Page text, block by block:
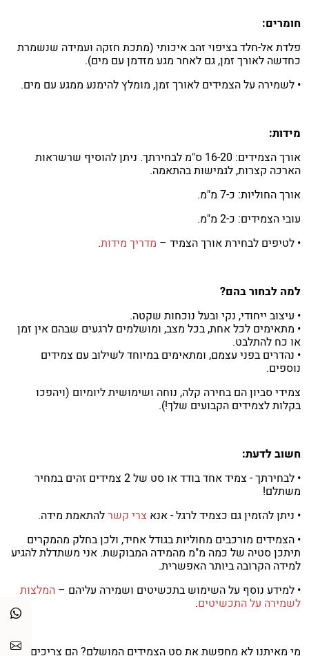
חומרים:
פלדת אל-חלד בציפוי זהב איכותי (מתכת חזקה ועמידה שנשמרת
כחדשה לאורך זמן, גם לאחר מגע מזדמן עם מים).
• לשמירה על הצמידים לאורך זמן, מומלץ להימנע ממגע עם מים.
מידות:
אורך הצמידים: 16-20 ס"מ לבחירתך. ניתן להוסיף שרשראות
הארכה קצרות, לגמישות בהתאמה.
אורך החוליות: כ-7 מ"מ.
עובי הצמידים: כ-2 מ"מ.
• לטיפים לבחירת אורך הצמיד – מדריך מידות.
למה לבחור בהם?
• עיצוב ייחודי, נקי ובעל נוכחות שקטה.
• מתאימים לכל אחת, בכל מצב, ומושלמים לרגעים שבהם אין זמן
או כח להתלבט.
• נהדרים בפני עצמם, ומתאימים במיוחד לשילוב עם צמידים
נוספים.
צמידי סביון הם בחירה קלה, נוחה ושימושית ליומיום (ויהפכו
בקלות לצמידים הקבועים שלך!).
חשוב לדעת:
• לבחירתך - צמיד אחד בודד או סט של 2 צמידים זהים במחיר
משתלם!
• ניתן להזמין גם כצמיד לרגל - אנא צרי קשרלהתאמת מידה.
• הצמידים מורכבים מחוליות בגודל אחיד, ולכן בחלק מהמקרים
תיתכן סטיה של כמה מ"מ מהמידה המבוקשת. אני משתדלת להגיע
למידה הקרובה ביותר האפשרית.
• למידע נוסף על השימוש בתכשיטים ושמירה עליהם – המלצות
לשמירה על התכשיטים.
מי מאיתנו לא מחפשת את סט הצמידים המושלם? הם צריכים